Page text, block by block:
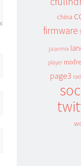
china
firmware
jaarmix
player
page3